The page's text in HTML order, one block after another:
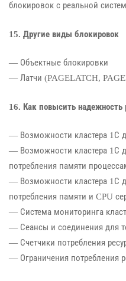
блокировок с реальной
15. Другие виды блокировок
— Объектные блокировки
— Латчи (PAGELATCH,
16. Как повысить надежность
— Возможности кластера 1С
— Возможности кластера 1С
потребления памяти
— Возможности кластера 1С
потребления памяти и CPU
— Система мониторинга
— Сеансы и соединения для
— Счетчики потребления
— Ограничения потребления